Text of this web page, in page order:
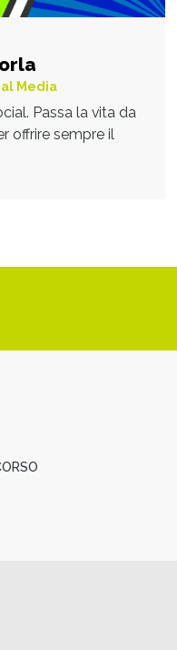
Media
Passa la vita da
offrire sempre il